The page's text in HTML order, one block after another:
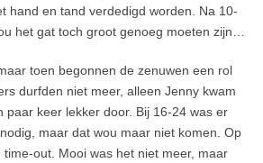
hand en tand verdedigd worden. Na 10-
het gat toch groot genoeg moeten zijn…
toen begonnen de zenuwen een rol
durfden niet meer, alleen Jenny kwam
paar keer lekker door. Bij 16-24 was er
maar dat wou maar niet komen. Op
out. Mooi was het niet meer, maar